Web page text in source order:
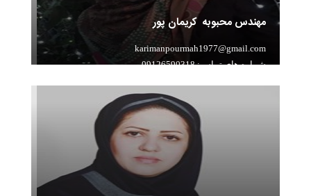
مهندس محبوبه کریمان پور
karimanpourmah1977@gmail.com
شماره های تماس: 09126590318